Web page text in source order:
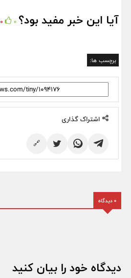
آیا این خبر مفید بود؟ 0
0
برچسب ها:
اشتراک گذاری
🔗
0 دیدگاه
دیدگاه خود را بیان کنید